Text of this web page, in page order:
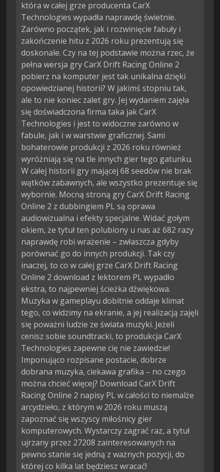
która w całej grze producenta CarX
Technologies wypadła naprawdę świetnie.
Zarówno początek, jak i rozwinięcie fabuły i
zakończenie hitu z 2026 roku prezentują się
doskonale. Czy na tej podstawie można rzec, że
pełna wersja gry CarX Drift Racing Online 2
pobierz na komputer jest tak unikalna dzięki
opowiedzianej historii? W jakimś stopniu tak,
ale to nie koniec zalet gry. Jej wydaniem zajęła
się doświadczona firma taka jak CarX
Technologies i jest to widoczne zarówno w
fabule, jak i w warstwie graficznej. Sami
bohaterowie produkcji z 2026 roku również
wyróżniają się na tle innych gier tego gatunku.
W całej historii gry mającej 68 seedów nie brak
wątków zabawnych, ale wszystko prezentuje się
wybornie. Mocną stroną gry CarX Drift Racing
Online 2 z dubbingiem PL są oprawa
audiowizualna i efekty specjalne. Widać gołym
okiem, że tytuł ten polubiony u nas aż 682 razy
naprawdę robi wrażenie – zwłaszcza gdyby
porównać go do innych produkcji. Tak czy
inaczej, to co w całej grze CarX Drift Racing
Online 2 download z lektorem PL wypadło
ekstra, to najpewniej ścieżka dźwiękowa.
Muzyka w gameplayu dobitnie oddaje klimat
tego, co widzimy na ekranie, a jej realizacją zajęli
się poważni ludzie ze świata muzyki. Jeżeli
cenisz sobie soundtracki, to produkcja CarX
Technologies zapewne cię nie zawiedzie!
Imponująco rozpisane postacie, dobrze
dobrana muzyka, ciekawa grafika – no czego
można chcieć więcej? Download CarX Drift
Racing Online 2 napisy PL w całości to niemalże
arcydzieło, z którym w 2026 roku muszą
zapoznać się wszyscy miłośnicy gier
komputerowych. Wystarczy zagrać raz, a tytuł
ujrzany przez 27208 zainteresowanych na
pewno stanie się jedną z ważnych pozycji, do
której co kilka lat będziesz wracać!